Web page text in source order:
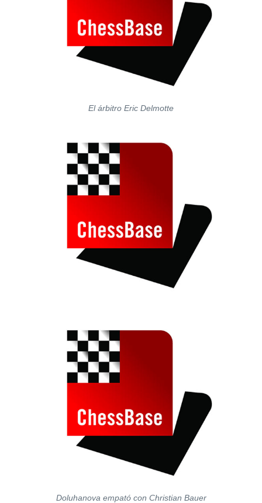
El árbitro Eric Delmotte
Doluhanova empató con Christian Bauer